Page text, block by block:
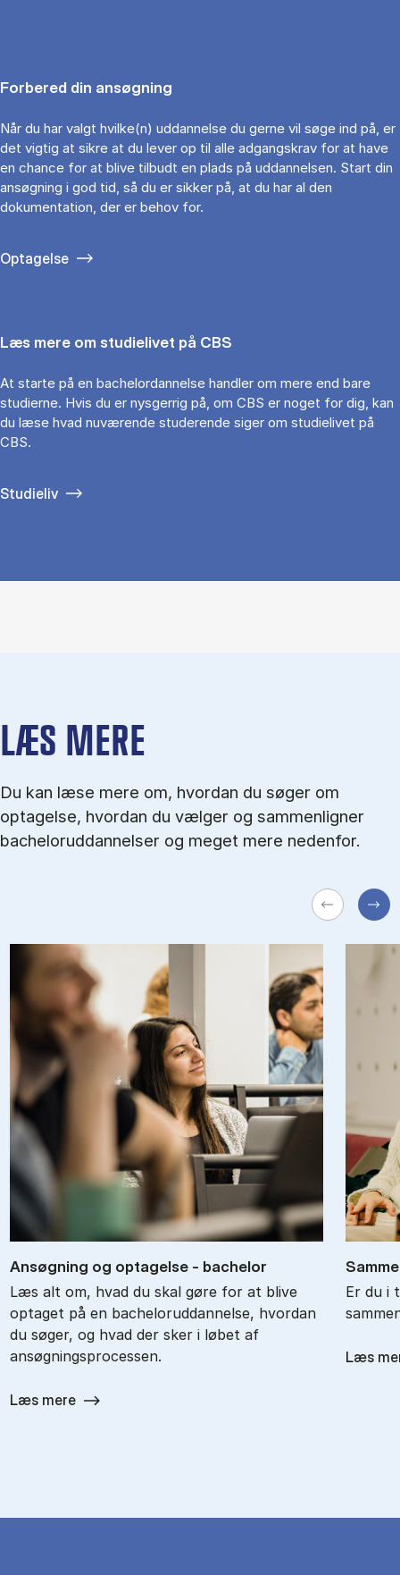
Forbered din ansøgning
Når du har valgt hvilke(n) uddannelse du gerne vil søge ind på, er
det vigtig at sikre at du lever op til alle adgangskrav for at have
en chance for at blive tilbudt en plads på uddannelsen. Start din
ansøgning i god tid, så du er sikker på, at du har al den
dokumentation, der er behov for.
Optagelse
Læs mere om studielivet på CBS
At starte på en bachelordannelse handler om mere end bare
studierne. Hvis du er nysgerrig på, om CBS er noget for dig, kan
du læse hvad nuværende studerende siger om studielivet på
CBS.
Studieliv
LÆS MERE
Du kan læse mere om, hvordan du søger om
optagelse, hvordan du vælger og sammenligner
bacheloruddannelser og meget mere nedenfor.
An­søg­ning og op­ta­gel­se - ba­chel­or
Læs alt om, hvad du skal gøre for at blive
optaget på en bacheloruddannelse, hvordan
du søger, og hvad der sker i løbet af
ansøgningsprocessen.
Læs mere
Er du i
Læs